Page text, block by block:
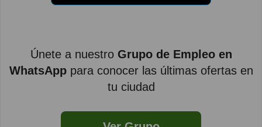
Únete a nuestro Grupo de Empleo en
WhatsApppara conocer las últimas ofertas en
tu ciudad